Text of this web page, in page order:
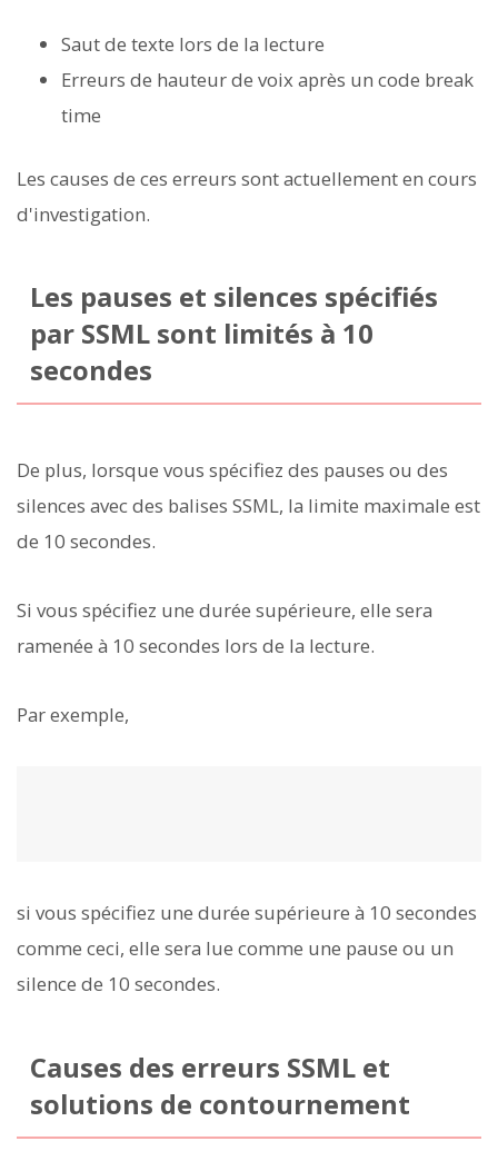
Saut de texte lors de la lecture
Erreurs de hauteur de voix après un code break
time
Les causes de ces erreurs sont actuellement en cours
d'investigation.
Les pauses et silences spécifiés
par SSML sont limités à 10
secondes
De plus, lorsque vous spécifiez des pauses ou des
silences avec des balises SSML, la limite maximale est
de 10 secondes.
Si vous spécifiez une durée supérieure, elle sera
ramenée à 10 secondes lors de la lecture.
Par exemple,
si vous spécifiez une durée supérieure à 10 secondes
comme ceci, elle sera lue comme une pause ou un
silence de 10 secondes.
Causes des erreurs SSML et
solutions de contournement